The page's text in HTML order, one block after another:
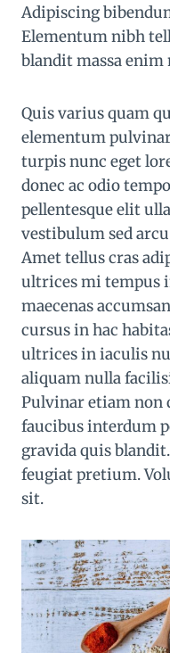
Adipiscing
Elementum nibh
blandit massa enim
Quis varius quam
elementum
turpis nunc eget
donec ac odio
pellentesque elit
vestibulum sed
Amet tellus cras
ultrices mi tempus
maecenas
cursus in hac
ultrices in iaculis
aliquam nulla
Pulvinar etiam non
faucibus interdum
gravida quis
feugiat pretium.
sit.